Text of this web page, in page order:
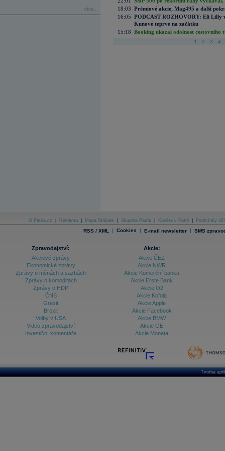
více...
18:03 Prémiové akcie, Mag495 a další
16:05 PODCAST ROZHOVORY: Eli Lilly
Kunové teprve na začátku
15:18 Booking ukázal odolnost cestovního
1 2 3 4
O Patria.cz Reklama Mapa Stránek Skupina Patria Kariéra v Patrii Podmínky
RSS / XML | Cookies | E-mail newsletter | SMS
Zpravodajství:
Akciové zprávy
Ekonomické zprávy
Zprávy o měnách a sazbách
Zprávy o komoditách
Zprávy o HDP
ČNB
Grexit
Brexit
Volby v USA
Video zpravodajství
Investiční komentáře
Akcie:
Akcie ČEZ
Akcie NWR
Akcie Komerční banka
Akcie Erste Bank
Akcie O2
Akcie Kofola
Akcie Apple
Akcie Facebook
Akcie BMW
Akcie GE
Akcie Moneta
Tvorba